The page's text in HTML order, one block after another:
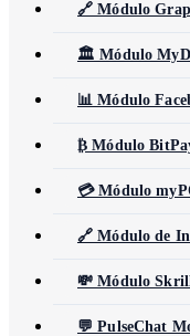
🔗 Módulo
🏛️ Módulo
📊 Módulo
₿ Módulo
💳 Módulo
🔗 Módulo de
💸 Módulo
💬 PulseChat